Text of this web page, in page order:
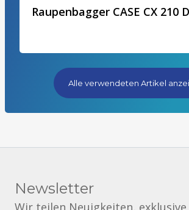
Raupenbagger CASE CX 210
Alle verwendeten Artikel
Newsletter